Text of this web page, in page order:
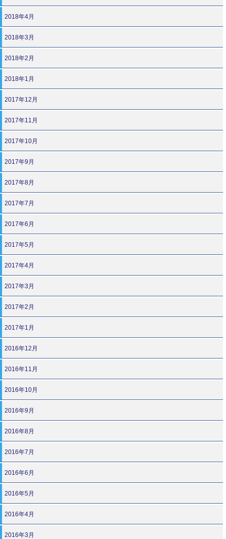
2018年4月
2018年3月
2018年2月
2018年1月
2017年12月
2017年11月
2017年10月
2017年9月
2017年8月
2017年7月
2017年6月
2017年5月
2017年4月
2017年3月
2017年2月
2017年1月
2016年12月
2016年11月
2016年10月
2016年9月
2016年8月
2016年7月
2016年6月
2016年5月
2016年4月
2016年3月